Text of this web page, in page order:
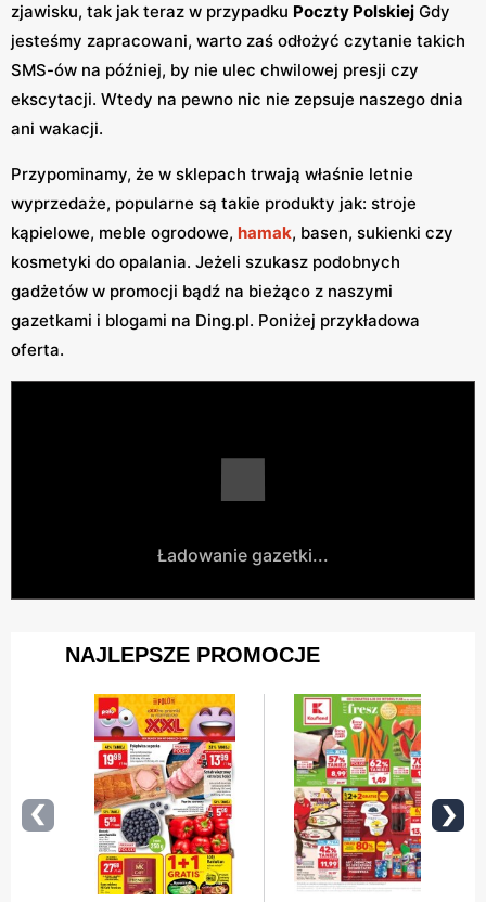
zjawisku, tak jak teraz w przypadku Poczty Polskiej Gdy
jesteśmy zapracowani, warto zaś odłożyć czytanie takich
SMS-ów na później, by nie ulec chwilowej presji czy
ekscytacji. Wtedy na pewno nic nie zepsuje naszego dnia
ani wakacji.
Przypominamy, że w sklepach trwają właśnie letnie
wyprzedaże, popularne są takie produkty jak: stroje
kąpielowe, meble ogrodowe, hamak, basen, sukienki czy
kosmetyki do opalania. Jeżeli szukasz podobnych
gadżetów w promocji bądź na bieżąco z naszymi
gazetkami i blogami na Ding.pl. Poniżej przykładowa
oferta.
Ładowanie gazetki...